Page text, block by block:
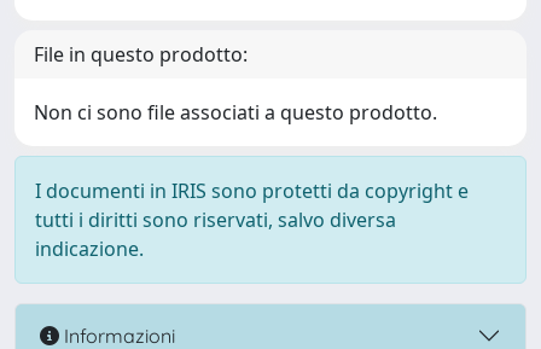
File in questo prodotto:
Non ci sono file associati a questo prodotto.
I documenti in IRIS sono protetti da copyright e
tutti i diritti sono riservati, salvo diversa
indicazione.
Informazioni